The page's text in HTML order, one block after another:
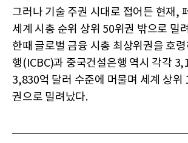
그러나 기술 주권 시대로 접어든 현재,
세계 시총 순위 상위 50위권 밖으로 밀
한때 글로벌 금융 시총 최상위권을 호
행(ICBC)과 중국건설은행 역시 각각
3,830억 달러 수준에 머물며 세계 상위
권으로 밀려났다.